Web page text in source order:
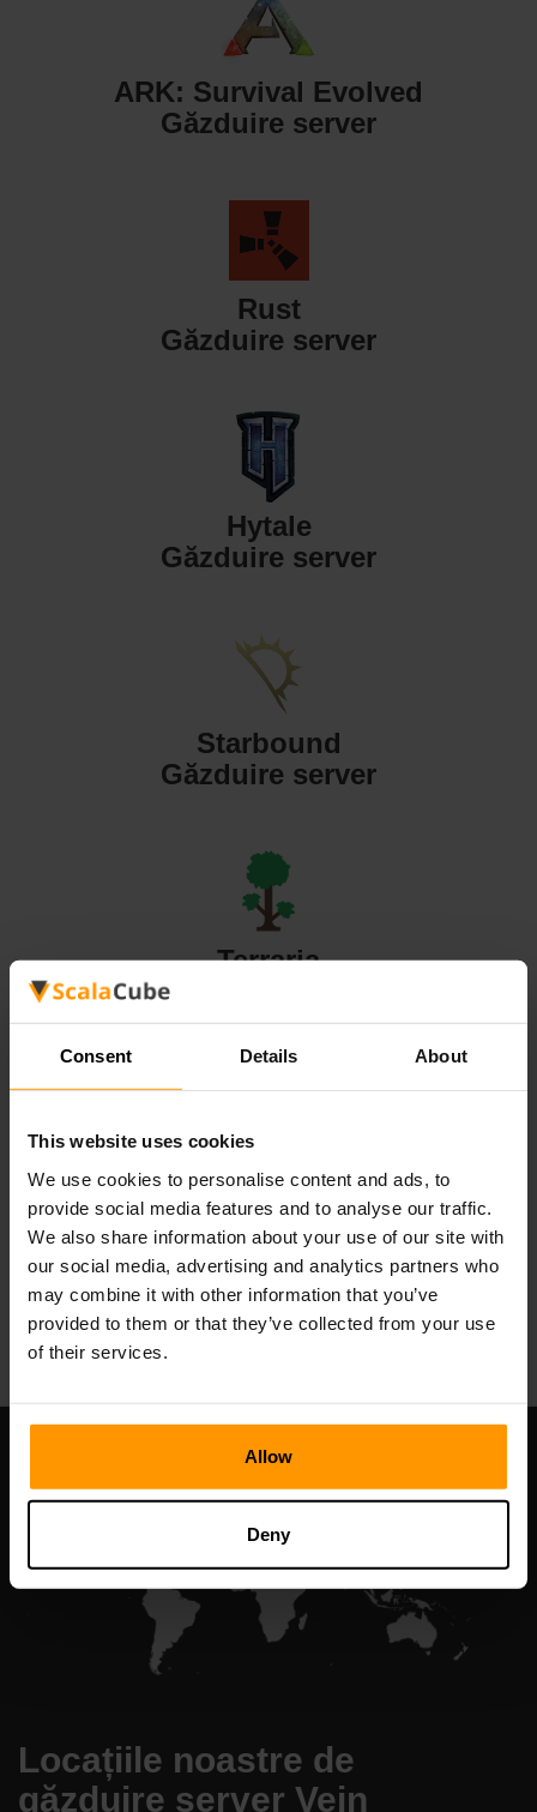
Consent Details About
This website uses cookies
We use cookies to personalise content and ads, to
provide social media features and to analyse our traffic.
We also share information about your use of our site with
our social media, advertising and analytics partners who
may combine it with other information that you’ve
provided to them or that they’ve collected from your use
of their services.
Allow
Deny
ARK: Survival Evolved
Găzduire server
Rust
Găzduire server
Hytale
Găzduire server
Starbound
Găzduire server
Terraria
Găzduire server
Valheim
Găzduire server
All Games
Locațiile noastre de
găzduire server Vein